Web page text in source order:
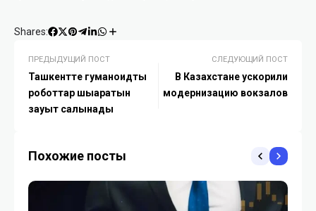
Shares:
ПРЕДЫДУЩИЙ ПОСТ
Ташкентте гуманоидты
роботтар шығаратын
зауыт салынады
СЛЕДУЮЩИЙ ПОСТ
В Казахстане ускорили
модернизацию вокзалов
Похожие посты